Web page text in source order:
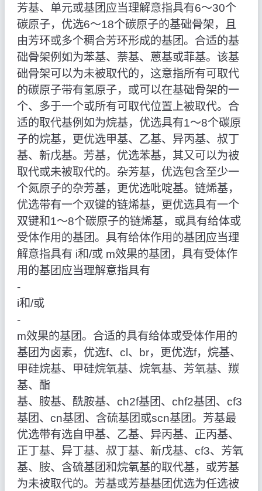
芳基、单元或基团应当理解意指具有6～30个
碳原子，优选6～18个碳原子的基础骨架，且
由芳环或多个稠合芳环形成的基团。合适的基
础骨架例如为苯基、萘基、蒽基或菲基。该基
础骨架可以为未被取代的，这意指所有可取代
的碳原子带有氢原子，或可以在基础骨架的一
个、多于一个或所有可取代位置上被取代。合
适的取代基例如为烷基，优选具有1～8个碳原
子的烷基，更优选甲基、乙基、异丙基、叔丁
基、新戊基。芳基，优选苯基，其又可以为被
取代或未被取代的。杂芳基，优选包含至少一
个氮原子的杂芳基，更优选吡啶基。链烯基，
优选带有一个双键的链烯基，更优选具有一个
双键和1～8个碳原子的链烯基，或具有给体或
受体作用的基团。具有给体作用的基团应当理
解意指具有 i和/或 m效果的基团，具有受体作
用的基团应当理解意指具有
‑
i和/或
‑
m效果的基团。合适的具有给体或受体作用的
基团为卤素，优选f、cl、br，更优选f，烷基、
甲硅烷基、甲硅烷氧基、烷氧基、芳氧基、羰
基、酯
基、胺基、酰胺基、ch2f基团、chf2基团、cf3
基团、cn基团、含硫基团或scn基团。芳基最
优选带有选自甲基、乙基、异丙基、正丙基、
正丁基、异丁基、叔丁基、新戊基、cf3、芳氧
基、胺、含硫基团和烷氧基的取代基，或芳基
为未被取代的。芳基或芳基基团优选为任选被